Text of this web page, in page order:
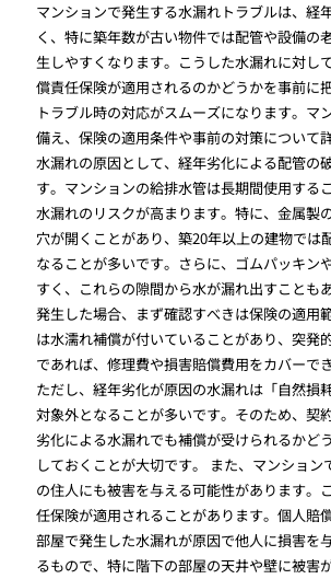
マンションで発生する水漏れトラブルは、経
く、特に築年数が古い物件では配管や設備の
生しやすくなります。こうした水漏れに対し
償責任保険が適用されるのかどうかを事前に
トラブル時の対応がスムーズになります。マ
備え、保険の適用条件や事前の対策について
水漏れの原因として、経年劣化による配管の
す。マンションの給排水管は長期間使用する
水漏れのリスクが高まります。特に、金属製
穴が開くことがあり、築20年以上の建物では
なることが多いです。さらに、ゴムパッキン
すく、これらの隙間から水が漏れ出すことも
発生した場合、まず確認すべきは保険の適用
は水濡れ補償が付いていることがあり、突発
であれば、修理費や損害賠償費用をカバーで
ただし、経年劣化が原因の水漏れは「自然損
対象外となることが多いです。そのため、契
劣化による水漏れでも補償が受けられるかど
しておくことが大切です。 また、マンション
の住人にも被害を与える可能性があります。
任保険が適用されることがあります。個人賠
部屋で発生した水漏れが原因で他人に損害を
るもので、特に階下の部屋の天井や壁に被害